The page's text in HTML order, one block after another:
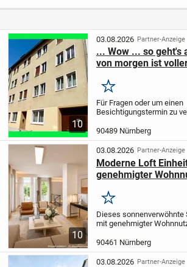
Wohn - /
10
03.08.2026 Partner-Anzeige
... Wow ... so geht's
von morgen ist
Merken
Für Fragen oder um einen
Besichtigungstermin zu
eine E-Mail-Anfrage. Wir
zeitnah bei Ihnen melden,
Besichtigung möglich...
90489 Nürnberg
10
03.08.2026 Partner-Anzeige
Moderne Loft
genehmigter
Merken
Dieses sonnenverwöhnte
mit genehmigter
Teil einer kleinen,
aus dem Jahr 2009.Die
90461 Nürnberg
03.08.2026 Partner-Anzeige